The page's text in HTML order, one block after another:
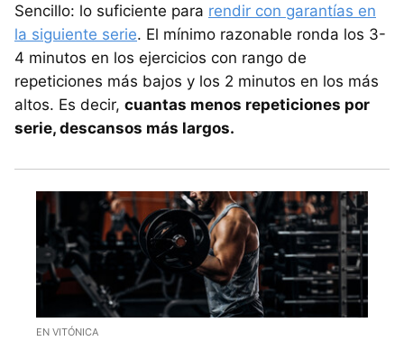
Sencillo: lo suficiente para rendir con garantías en
la siguiente serie. El mínimo razonable ronda los 3-
4 minutos en los ejercicios con rango de
repeticiones más bajos y los 2 minutos en los más
altos. Es decir, cuantas menos repeticiones por
serie, descansos más largos.
EN VITÓNICA